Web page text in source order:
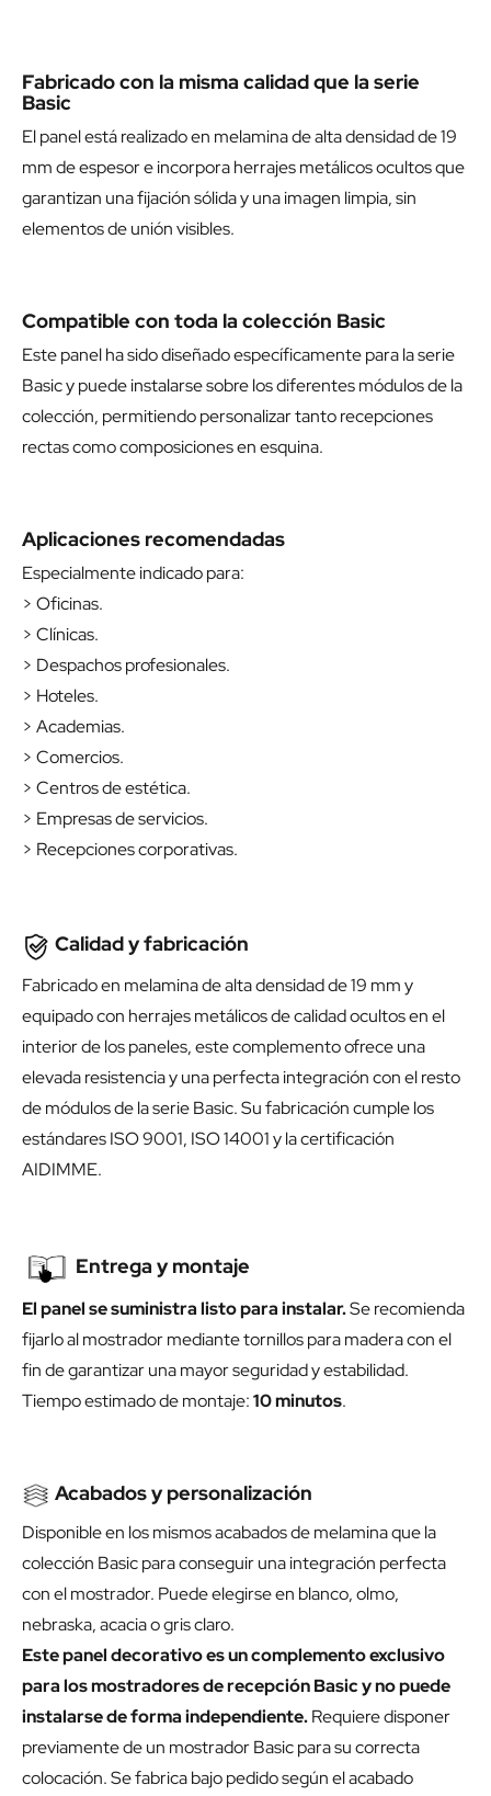
Fabricado con la misma calidad que la serie
Basic
El panel está realizado en melamina de alta densidad de 19
mm de espesor e incorpora herrajes metálicos ocultos que
garantizan una fijación sólida y una imagen limpia, sin
elementos de unión visibles.
Compatible con toda la colección Basic
Este panel ha sido diseñado específicamente para la serie
Basic y puede instalarse sobre los diferentes módulos de la
colección, permitiendo personalizar tanto recepciones
rectas como composiciones en esquina.
Aplicaciones recomendadas
Especialmente indicado para:
> Oficinas.
> Clínicas.
> Despachos profesionales.
> Hoteles.
> Academias.
> Comercios.
> Centros de estética.
> Empresas de servicios.
> Recepciones corporativas.
Calidad y fabricación
Fabricado en melamina de alta densidad de 19 mm y
equipado con herrajes metálicos de calidad ocultos en el
interior de los paneles, este complemento ofrece una
elevada resistencia y una perfecta integración con el resto
de módulos de la serie Basic. Su fabricación cumple los
estándares ISO 9001, ISO 14001 y la certificación
AIDIMME.
Entrega y montaje
El panel se suministra listo para instalar.Se recomienda
fijarlo al mostrador mediante tornillos para madera con el
fin de garantizar una mayor seguridad y estabilidad.
Tiempo estimado de montaje:10 minutos.
Acabados y personalización
Disponible en los mismos acabados de melamina que la
colección Basic para conseguir una integración perfecta
con el mostrador. Puede elegirse en blanco, olmo,
nebraska, acacia o gris claro.
Este panel decorativo es un complemento exclusivo
para los mostradores de recepción Basic y no puede
instalarse de forma independiente.Requiere disponer
previamente de un mostrador Basic para su correcta
colocación. Se fabrica bajo pedido según el acabado